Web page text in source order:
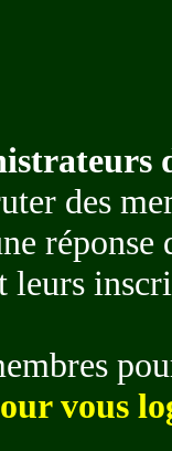
des
leurs
vous